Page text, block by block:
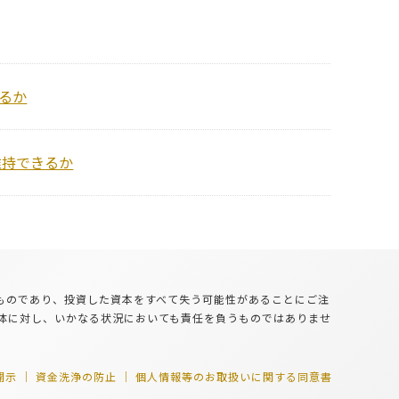
か
できるか
であり、投資した資本をすべて失う可能性があることにご注
対し、いかなる状況においても責任を負うものではありませ
示 資金洗浄の防止 個人情報等のお取扱いに関する同意書